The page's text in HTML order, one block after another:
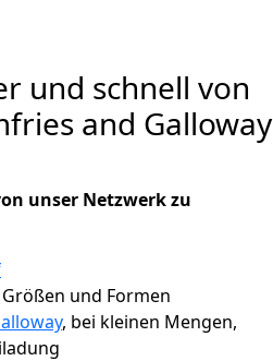
und schnell von
and Galloway
unser Netzwerk zu
und Formen
, bei kleinen Mengen,